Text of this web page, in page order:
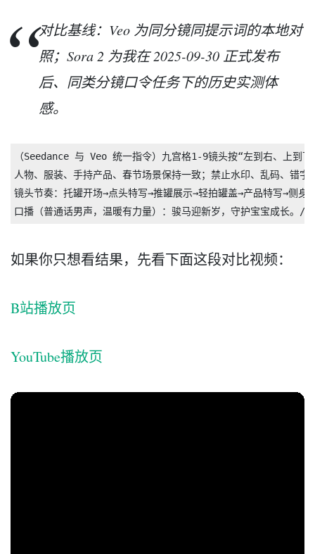
对比基线：Veo 为同分镜同提示词的本地对
照；Sora 2 为我在 2025-09-30 正式发布
后、同类分镜口令任务下的历史实测体
感。
（Seedance 与 Veo 统一指令）九宫格1-9镜头按“左到右、上
人物、服装、手持产品、春节场景保持一致；禁止水印、乱码、错
镜头节奏：托罐开场→点头特写→推罐展示→轻拍罐盖→产品特写→侧身
如果你只想看结果，先看下面这段对比视频：
B站播放页
YouTube播放页